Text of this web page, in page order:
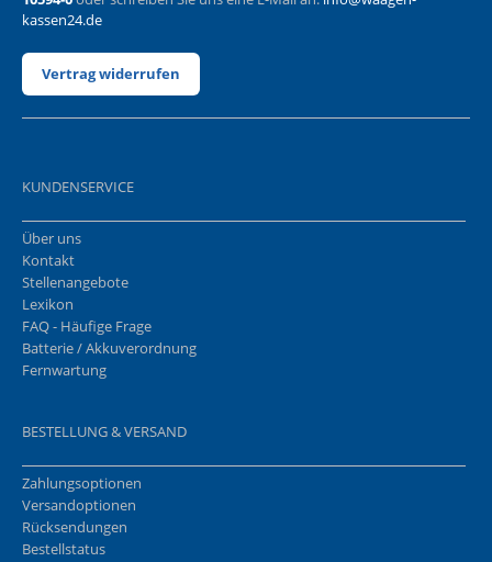
kassen24.de
Vertrag widerrufen
KUNDENSERVICE
Über uns
Kontakt
Stellenangebote
Lexikon
FAQ - Häufige Frage
Batterie / Akkuverordnung
Fernwartung
BESTELLUNG & VERSAND
Zahlungsoptionen
Versandoptionen
Rücksendungen
Bestellstatus